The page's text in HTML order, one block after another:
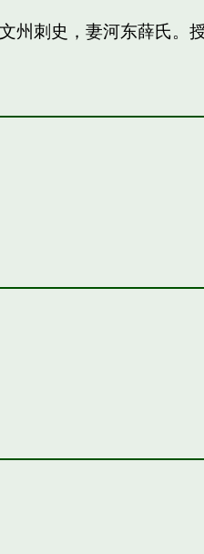
州刺史，妻河东薛氏。